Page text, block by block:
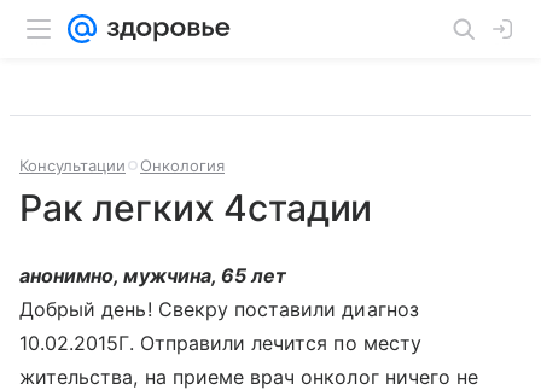
Консультации Онкология
Рак легких 4стадии
анонимно, мужчина, 65 лет
Добрый день! Свекру поставили диагноз
10.02.2015Г. Отправили лечится по месту
жительства, на приеме врач онколог ничего не